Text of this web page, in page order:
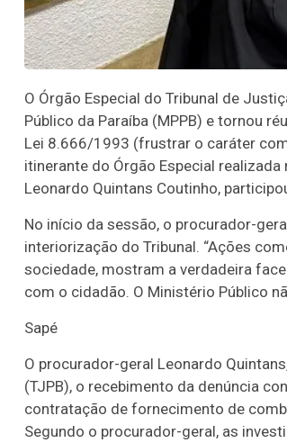
O Órgão Especial do Tribunal de
Público da Paraíba (MPPB) e tornou
Lei 8.666/1993 (frustrar o caráter
itinerante do Órgão Especial
Leonardo Quintans Coutinho,
No início da sessão, o procurador-
interiorização do Tribunal. “Ações
sociedade, mostram a verdadeira
com o cidadão. O Ministério Público
Sapé
O procurador-geral Leonardo
(TJPB), o recebimento da denúncia
contratação de fornecimento de
Segundo o procurador-geral, as